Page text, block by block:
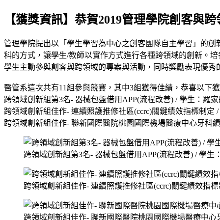
【獲獎資訊】恭賀2019管理學院創客與
管理學院提出以「學生學習為中心之創客團隊自主學習」的
科的方式，讓學生/教師以實作方式進行各種跨領域的創新。
學生主動參與創客與跨領域的專案與活動，同時獎勵表現優秀
醫管系這次共有11組參與競賽，其中3組獲得佳績，恭喜以下
跨領域創新組第3名- 器械包盤借用APP(流程改善) / 學生：羅
跨領域創新組佳作- 連續照護推修社區(ccrc)關鍵績效指標制
跨領域創新組佳作- 聯新國際醫院桃園國際機場醫療中心牙科
跨領域創新組第3名- 器械包盤借用APP(流程改善) / 學
跨領域創新組佳作- 連續照護推修社區(ccrc)關鍵績效指
跨領域創新組佳作- 聯新國際醫院桃園國際機場醫療中